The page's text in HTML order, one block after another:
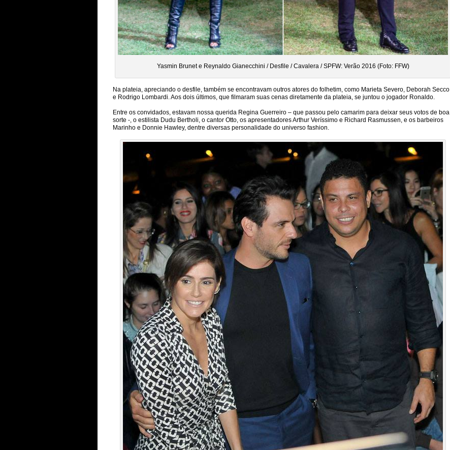
Yasmin Brunet e Reynaldo Gianecchini / Desfile / Cavalera / SPFW: Verão 2016 (Foto: FFW)
Na plateia, apreciando o desfile, também se encontravam outros atores do folhetim, como Marieta Severo, Deborah Secco
e Rodrigo Lombardi. Aos dois últimos, que filmaram suas cenas diretamente da plateia, se juntou o jogador Ronaldo.
Entre os convidados, estavam nossa querida Regina Guerreiro – que passou pelo camarim para deixar seus votos de boa
sorte -, o estilista Dudu Bertholi, o cantor Otto, os apresentadores Arthur Veríssimo e Richard Rasmussen, e os barbeiros
Marinho e Donnie Hawley, dentre diversas personalidade do universo fashion.